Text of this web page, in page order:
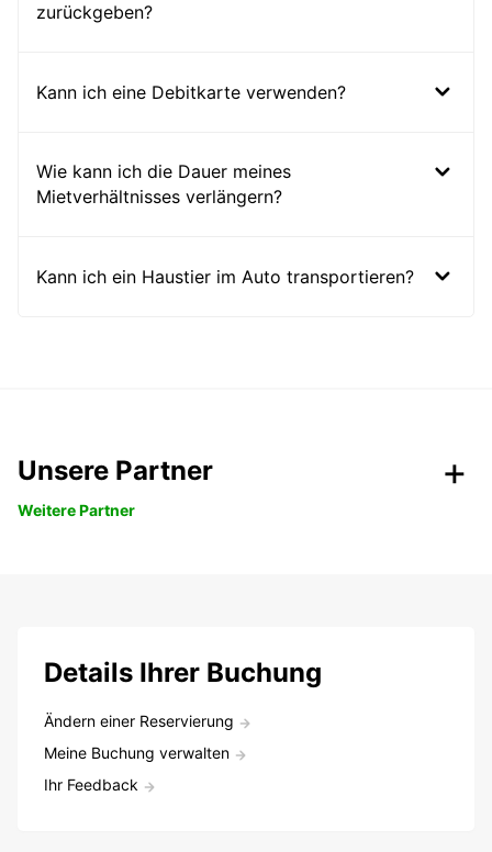
zurückgeben?
Kann ich eine Debitkarte verwenden?
Wie kann ich die Dauer meines
Mietverhältnisses verlängern?
Kann ich ein Haustier im Auto transportieren?
Unsere Partner
Weitere Partner
Details Ihrer Buchung
Ändern einer Reservierung
Meine Buchung verwalten
Ihr Feedback